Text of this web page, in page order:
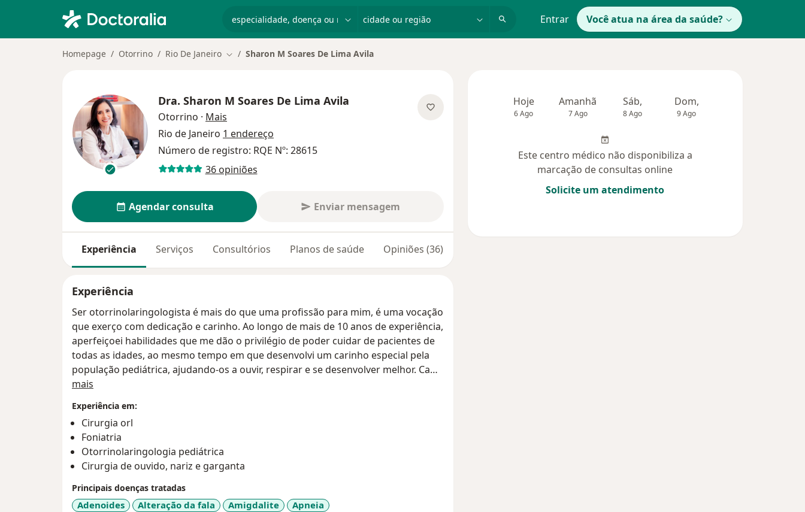
Entrar Você atua na área da saúde?
Homepage Otorrino Rio De Janeiro Mudar de cidade
Sharon M Soares De Lima Avila
Dra. Sharon M Soares De Lima Avila
Otorrino · Mais
Rio de Janeiro 1 endereço
Número de registro: RQE Nº: 28615
36 opiniões
Agendar consulta Enviar mensagem
Experiência Serviços Consultórios Planos de saúde Opiniões (36)
Experiência
Ser otorrinolaringologista é mais do que uma profissão para mim, é uma vocação
que exerço com dedicação e carinho. Ao longo de mais de 10 anos de experiência,
aperfeiçoei habilidades que me dão o privilégio de poder cuidar de pacientes de
todas as idades, ao mesmo tempo em que desenvolvi um carinho especial pela
população pediátrica, ajudando-os a ouvir, respirar e se desenvolver melhor. Cada
consulta é uma oportunidade de oferecer não apenas um diagnóstico preciso e
um tratamento eficaz, mas também um atendimento humanizado, baseado na
escuta atenta e no respeito às necessidades individuais, visando melhora na
qualidade de vida.
Acredito que a medicina está sempre evoluindo, e, por isso, estou em constante
atualização para proporcionar aos meus pacientes o que há de mais moderno e
eficaz na Otorrinolaringologia. Meu compromisso é unir conhecimento e
sensibilidade para garantir um cuidado de excelência.
mais
Experiência em:
Cirurgia orl
Foniatria
Otorrinolaringologia pediátrica
Cirurgia de ouvido, nariz e garganta
Principais doenças tratadas
Adenoides Alteração da fala Amigdalite
Apneia
Hoje
6 Ago
Amanhã
7 Ago
Sáb,
8 Ago
Dom,
9 Ago
Este centro médico não disponibiliza a
marcação de consultas online
Solicite um atendimento